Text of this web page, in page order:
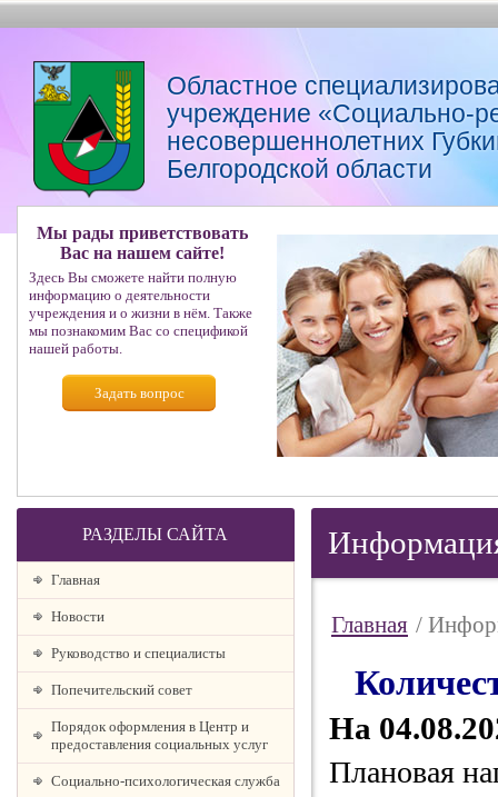
Областное
учреждение «Социально-
несовершеннолетних
Белгородской области
Мы рады приветствовать
Вас на нашем сайте!
Здесь Вы сможете найти полную
информацию о деятельности
учреждения и о жизни в нём. Также
мы познакомим Вас со спецификой
нашей работы.
Задать вопрос
РАЗДЕЛЫ САЙТА
Главная
Новости
Руководство и специалисты
Попечительский совет
Порядок оформления в Центр и
предоставления социальных услуг
Социально-психологическая служба
Главная /
На
Плановая